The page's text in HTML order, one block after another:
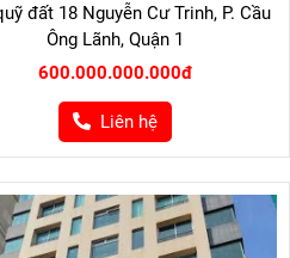
đất 18 Nguyễn Cư Trinh, P. Cầu
Ông Lãnh, Quận 1
600.000.000.000đ
Liên hệ